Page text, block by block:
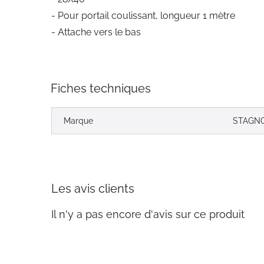
- Pour portail coulissant, longueur 1 mètre
- Attache vers le bas
Fiches techniques
Marque
Les avis clients
Il n'y a pas encore d'avis sur ce produit